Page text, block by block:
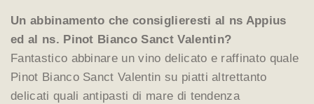
Un abbinamento che consiglieresti al ns Appius
ed al ns. Pinot Bianco Sanct Valentin?
Fantastico abbinare un vino delicato e raffinato quale
Pinot Bianco Sanct Valentin su piatti altrettanto
delicati quali antipasti di mare di tendenza